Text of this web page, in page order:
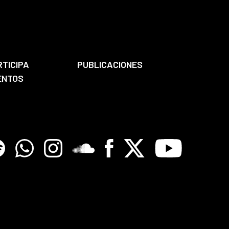
PUBLICACIONES
WhatsappInstagramSoundcloreFacebook
X Youtube